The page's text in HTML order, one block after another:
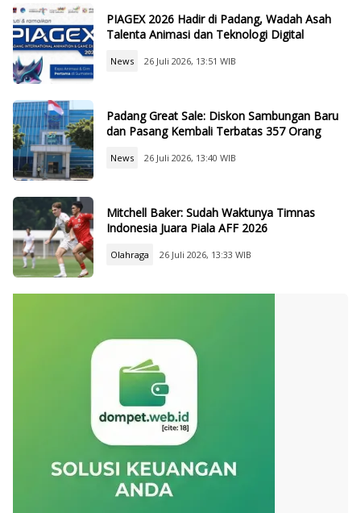
PIAGEX 2026 Hadir di Padang, Wadah Asah
Talenta Animasi dan Teknologi Digital
News 26 Juli 2026, 13:51 WIB
Padang Great Sale: Diskon Sambungan Baru
dan Pasang Kembali Terbatas 357 Orang
News 26 Juli 2026, 13:40 WIB
Mitchell Baker: Sudah Waktunya Timnas
Indonesia Juara Piala AFF 2026
Olahraga 26 Juli 2026, 13:33 WIB